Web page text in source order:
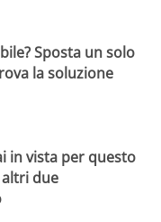
Sposta un solo
la soluzione
in vista per questo
due